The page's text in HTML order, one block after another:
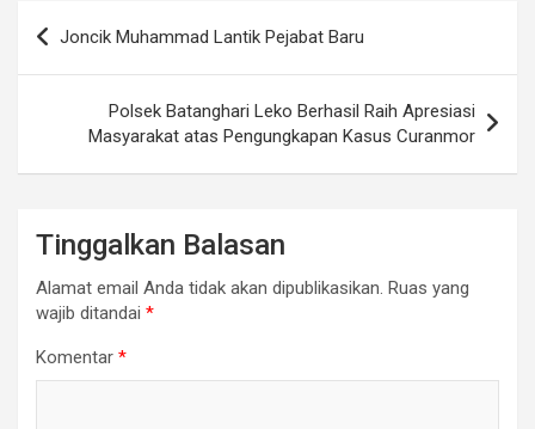
Navigasi
pos
Joncik Muhammad Lantik Pejabat Baru
Polsek Batanghari Leko Berhasil Raih Apresiasi
Masyarakat atas Pengungkapan Kasus Curanmor
Tinggalkan Balasan
Alamat email Anda tidak akan dipublikasikan. Ruas yang
wajib ditandai *
Komentar *